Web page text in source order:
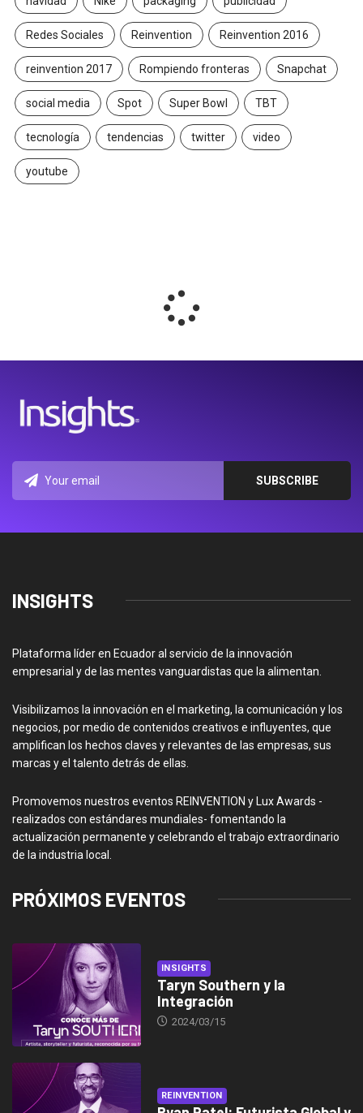
Redes Sociales Reinvention Reinvention 2016
reinvention 2017 Rompiendo fronteras Snapchat
social media Spot Super Bowl TBT
tecnología tendencias twitter video
youtube
INSIGHTS
Plataforma líder en Ecuador al servicio de la innovación
empresarial y de las mentes vanguardistas que la alimentan.
Visibilizamos la innovación en el marketing, la comunicación y los
negocios, por medio de contenidos creativos e influyentes, que
amplifican los hechos claves y relevantes de las empresas, sus
marcas y el talento detrás de ellas.
Promovemos nuestros eventos REINVENTION y Lux Awards -
realizados con estándares mundiales- fomentando la
actualización permanente y celebrando el trabajo extraordinario
de la industria local.
PRÓXIMOS EVENTOS
INSIGHTS
Taryn Southern y la
Integración
2024/03/15
REINVENTION